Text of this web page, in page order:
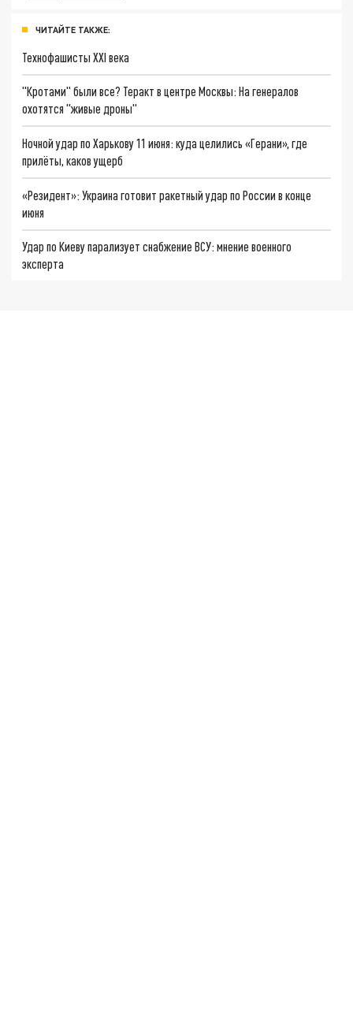
ЧИТАЙТЕ ТАКЖЕ:
Технофашисты XXI века
"Кротами" были все? Теракт в центре Москвы: На генералов
охотятся "живые дроны"
Ночной удар по Харькову 11 июня: куда целились «Герани», где
прилёты, каков ущерб
«Резидент»: Украина готовит ракетный удар по России в конце
июня
Удар по Киеву парализует снабжение ВСУ: мнение военного
эксперта